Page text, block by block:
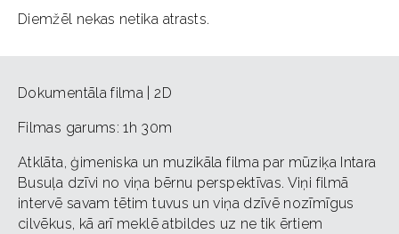
Diemžēl nekas netika atrasts.
Dokumentāla filma | 2D
Filmas garums: 1h 30m
Atklāta, ģimeniska un muzikāla filma par mūziķa Intara
Busuļa dzīvi no viņa bērnu perspektīvas. Viņi filmā
intervē savam tētim tuvus un viņa dzīvē nozīmīgus
cilvēkus, kā arī meklē atbildes uz ne tik ērtiem